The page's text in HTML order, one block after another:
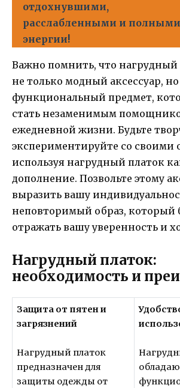
отдохнувшими,
расслабленными и полными
энергии!
Важно помнить, что нагрудный
не только модный аксессуар,
функциональный предмет,
стать незаменимым
ежедневной жизни. Будьте
экспериментируйте со своими
используя нагрудный платок
дополнение. Позвольте этому
выразить вашу
неповторимый образ, который
отражать вашу уверенность и
Нагрудный платок:
необходимость и
Защита от пятен и
загрязнений
Нагрудный платок
предназначен для
защиты одежды от